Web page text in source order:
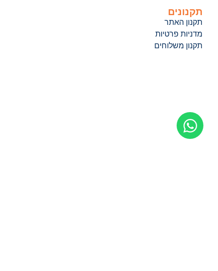
תקנונים
תקנון האתר
מדניות פרטיות
תקנון משלוחים